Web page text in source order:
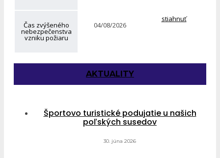
Čas zvýšeného
nebezpečenstva
vzniku požiaru
04/08/2026
stiahnuť
AKTUALITY
Športovo turistické podujatie u našich
poľských susedov
30. júna 2026